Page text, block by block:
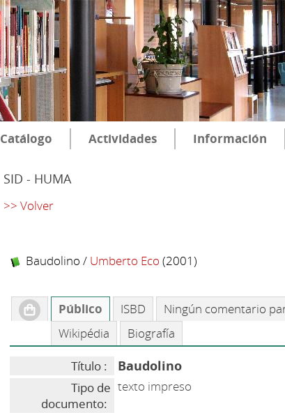
Catálogo Actividades Información
SID - HUMA
>> Volver
Baudolino / Umberto Eco (2001)
Público ISBD
Ningún comentario
Wikipédia
Biografía
Título : Baudolino
Tipo de
documento:
texto impreso